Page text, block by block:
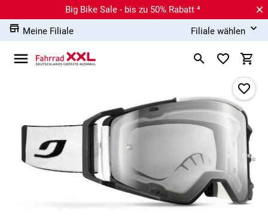
Big Bike Sale - bis zu 50% Rabatt ⁴
Meine Filiale
Filiale wählen